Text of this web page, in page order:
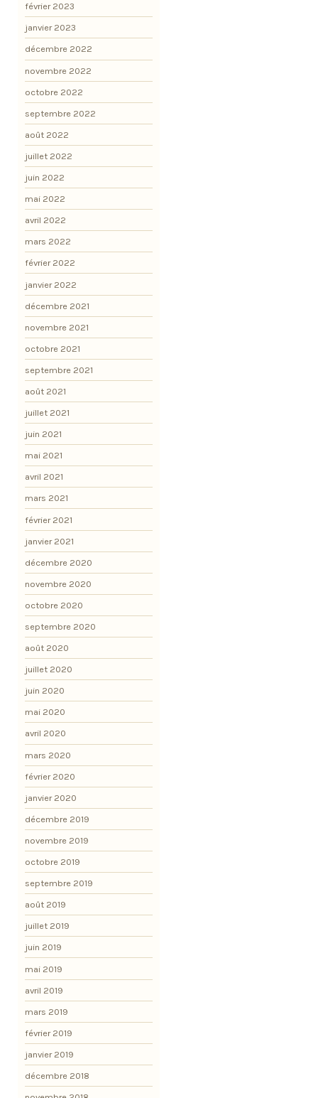
février 2023
janvier 2023
décembre 2022
novembre 2022
octobre 2022
septembre 2022
août 2022
juillet 2022
juin 2022
mai 2022
avril 2022
mars 2022
février 2022
janvier 2022
décembre 2021
novembre 2021
octobre 2021
septembre 2021
août 2021
juillet 2021
juin 2021
mai 2021
avril 2021
mars 2021
février 2021
janvier 2021
décembre 2020
novembre 2020
octobre 2020
septembre 2020
août 2020
juillet 2020
juin 2020
mai 2020
avril 2020
mars 2020
février 2020
janvier 2020
décembre 2019
novembre 2019
octobre 2019
septembre 2019
août 2019
juillet 2019
juin 2019
mai 2019
avril 2019
mars 2019
février 2019
janvier 2019
décembre 2018